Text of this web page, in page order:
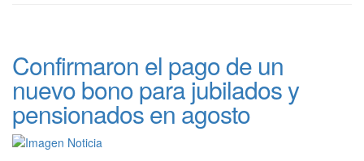
Confirmaron el pago de un
nuevo bono para jubilados y
pensionados en agosto